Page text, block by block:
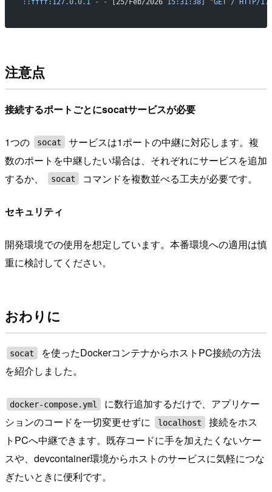
注意点
接続するポートごとにsocatサービスが必要
1つの socat
サービスは1ポートの中継に対応します。複
数のポートを中継したい場合は、それぞれにサービスを追加
するか、
socat コマンドを複数並べる工夫が必要です。
セキュリティ
開発環境での使用を想定しています。本番環境への適用は慎
重に検討してください。
おわりに
socat
を使ったDockerコンテナからホストPC接続の方法
を紹介しました。
docker-compose.yml
に数行追加するだけで、アプリケー
ションのコードを一切変更せずに
localhost
接続をホス
トPCへ中継できます。既存コードに手を加えたくないケー
スや、devcontainer環境からホストのサービスに気軽につな
ぎたいときに便利です。